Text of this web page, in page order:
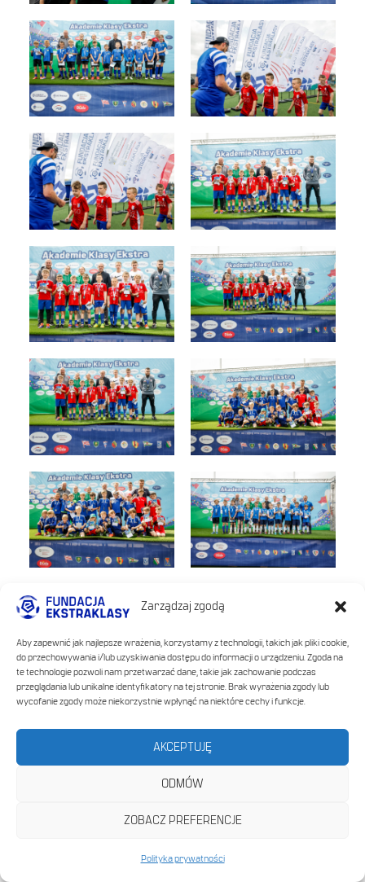
Zarządzaj zgodą
Aby zapewnić jak najlepsze wrażenia, korzystamy z technologii, takich jak pliki cookie,
do przechowywania i/lub uzyskiwania dostępu do informacji o urządzeniu. Zgoda na
te technologie pozwoli nam przetwarzać dane, takie jak zachowanie podczas
przeglądania lub unikalne identyfikatory na tej stronie. Brak wyrażenia zgody lub
wycofanie zgody może niekorzystnie wpłynąć na niektóre cechy i funkcje.
AKCEPTUJĘ
ODMÓW
ZOBACZ PREFERENCJE
Polityka prywatności